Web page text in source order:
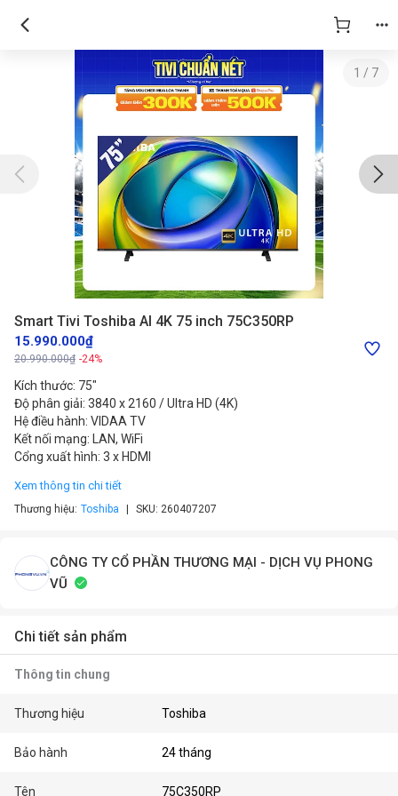
1 / 7
Smart Tivi Toshiba AI 4K 75 inch 75C350RP
15.990.000₫
20.990.000₫ -24%
Kích thước: 75"
Độ phân giải: 3840 x 2160 / Ultra HD (4K)
Hệ điều hành: VIDAA TV
Kết nối mạng: LAN, WiFi
Cổng xuất hình: 3 x HDMI
Xem thông tin chi tiết
Thương hiệu: Toshiba SKU: 260407207
CÔNG TY CỔ PHẦN THƯƠNG MẠI - DỊCH VỤ PHONG
VŨ
Chi tiết sản phẩm
Thông tin chung
Thương hiệu Toshiba
Bảo hành 24 tháng
Tên 75C350RP